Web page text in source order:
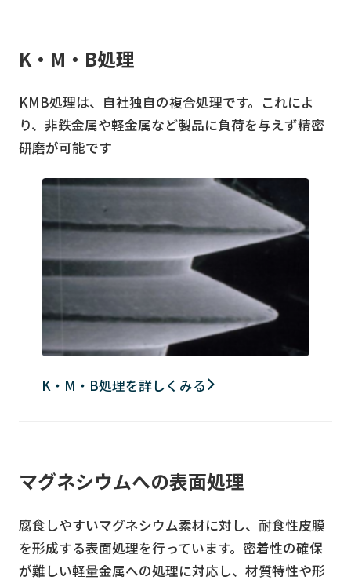
K・M・B処理
KMB処理は、自社独自の複合処理です。これによ
り、非鉄金属や軽金属など製品に負荷を与えず精密
研磨が可能です
K・M・B処理を詳しくみる
マグネシウムへの表面処理
腐食しやすいマグネシウム素材に対し、耐食性皮膜
を形成する表面処理を行っています。密着性の確保
が難しい軽量金属への処理に対応し、材質特性や形